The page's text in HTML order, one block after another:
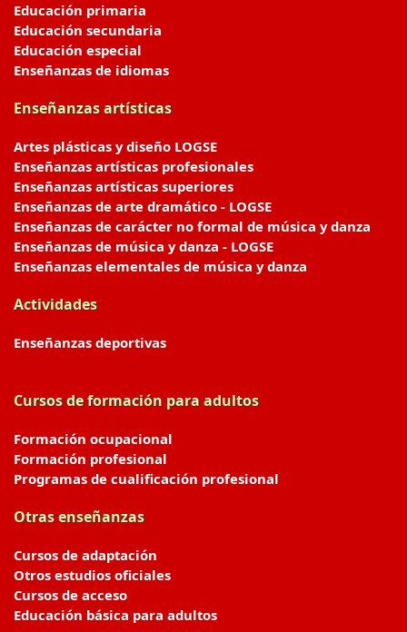
Educación primaria
Educación secundaria
Educación especial
Enseñanzas de idiomas
Enseñanzas artísticas
Artes plásticas y diseño LOGSE
Enseñanzas artísticas profesionales
Enseñanzas artísticas superiores
Enseñanzas de arte dramático - LOGSE
Enseñanzas de carácter no formal de música y danza
Enseñanzas de música y danza - LOGSE
Enseñanzas elementales de música y danza
Actividades
Enseñanzas deportivas
Cursos de formación para adultos
Formación ocupacional
Formación profesional
Programas de cualificación profesional
Otras enseñanzas
Cursos de adaptación
Otros estudios oficiales
Cursos de acceso
Educación básica para adultos